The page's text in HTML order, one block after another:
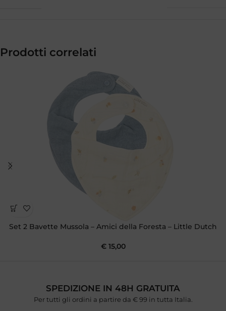
Prodotti correlati
Set 2 Bavette Mussola – Amici della Foresta – Little Dutch
€15,00
SPEDIZIONE IN 48H GRATUITA
Per tutti gli ordini a partire da € 99 in tutta Italia.